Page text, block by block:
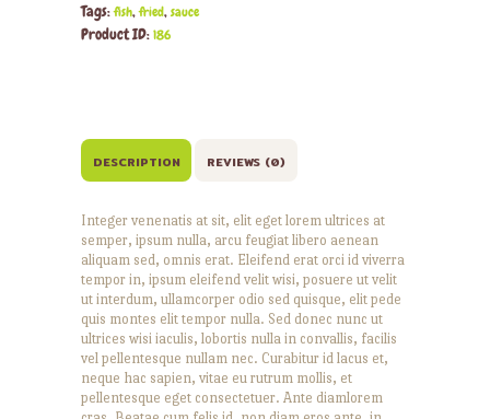
Tags:fish,fried,sauce
Product ID:186
DESCRIPTION REVIEWS (0)
Integer venenatis at sit, elit eget lorem ultrices at
semper, ipsum nulla, arcu feugiat libero aenean
aliquam sed, omnis erat. Eleifend erat orci id viverra
tempor in, ipsum eleifend velit wisi, posuere ut velit
ut interdum, ullamcorper odio sed quisque, elit pede
quis montes elit tempor nulla. Sed donec nunc ut
ultrices wisi iaculis, lobortis nulla in convallis, facilis
vel pellentesque nullam nec. Curabitur id lacus et,
neque hac sapien, vitae eu rutrum mollis, et
pellentesque eget consectetuer. Ante diamlorem